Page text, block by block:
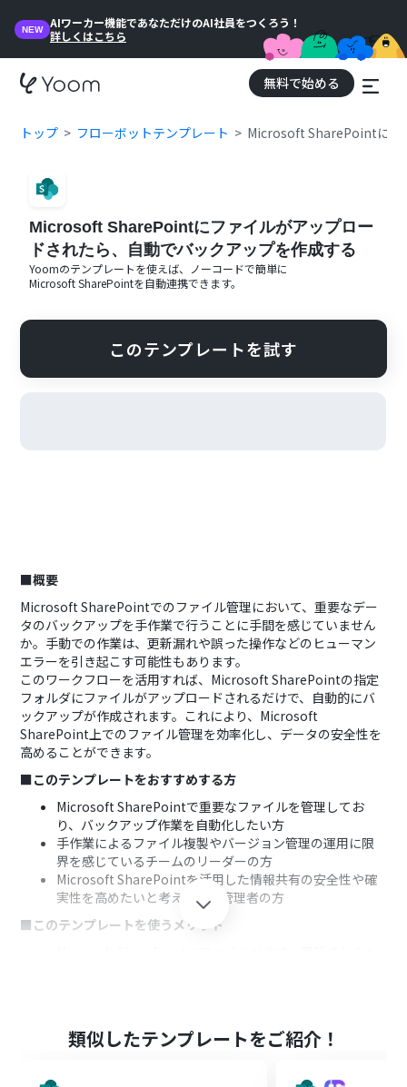
NEW
AIワーカー機能であなただけのAI社員をつくろう！
詳しくはこちら
無料で始める
トップ フローボットテンプレート Microsoft SharePointにフ
Microsoft SharePointにファイルがアップロー
ドされたら、自動でバックアップを作成する
Yoomのテンプレートを使えば、ノーコードで簡単に
Microsoft SharePointを自動連携できます。
このテンプレートを試す
■概要
Microsoft SharePointでのファイル管理において、重要なデー
タのバックアップを手作業で行うことに手間を感じていません
か。手動での作業は、更新漏れや誤った操作などのヒューマン
エラーを引き起こす可能性もあります。
このワークフローを活用すれば、Microsoft SharePointの指定
フォルダにファイルがアップロードされるだけで、自動的にバ
ックアップが作成されます。これにより、Microsoft
SharePoint上でのファイル管理を効率化し、データの安全性を
高めることができます。
■このテンプレートをおすすめする方
Microsoft SharePointで重要なファイルを管理してお
り、バックアップ作業を自動化したい方
手作業によるファイル複製やバージョン管理の運用に限
界を感じているチームのリーダーの方
Microsoft SharePointを活用した情報共有の安全性や確
実性を高めたいと考えている管理者の方
■このテンプレートを使うメリット
理の信頼性を向上させます。
類似したテンプレートをご紹介！